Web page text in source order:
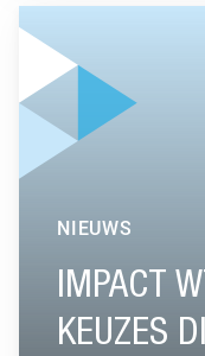
IMPACT
KEUZES
NIEUWS